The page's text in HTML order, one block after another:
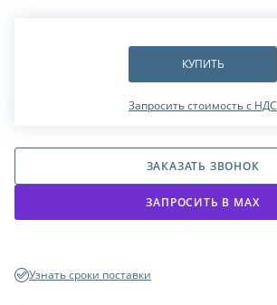
КУПИТЬ
Запросить стоимость с НДС
ЗАКАЗАТЬ ЗВОНОК
ЗАПРОСИТЬ В МАХ
Узнать сроки поставки